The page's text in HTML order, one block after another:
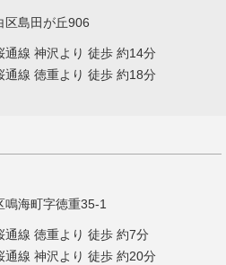
区島田が丘906
通線 神沢より 徒歩 約14分
通線 徳重より 徒歩 約18分
海町字徳重35-1
通線 徳重より 徒歩 約7分
通線 神沢より 徒歩 約20分